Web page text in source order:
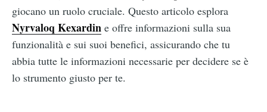
giocano un ruolo cruciale. Questo articolo esplora
Nyrvaloq Kexardin e offre informazioni sulla sua
funzionalità e sui suoi benefici, assicurando che tu
abbia tutte le informazioni necessarie per decidere se è
lo strumento giusto per te.